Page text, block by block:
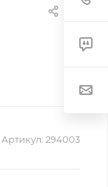
Артикул: 294003